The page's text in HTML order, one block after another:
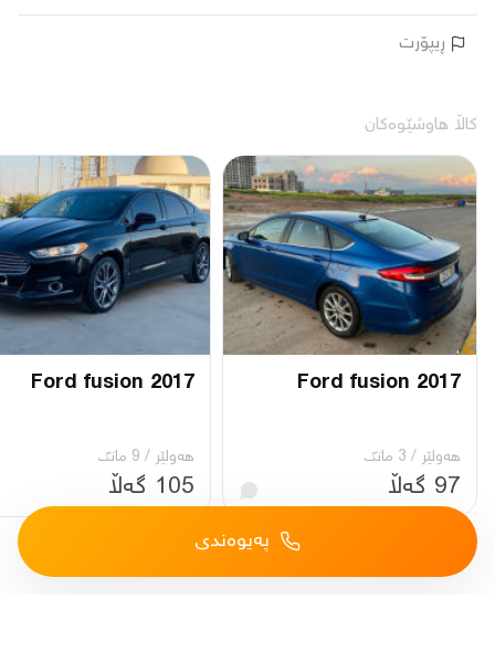
ڕیپۆرت
کاڵا هاوشێوەکان
Ford fusion 2017
هەولێر / 3 مانگ
97 گەڵا
Ford fusion 2017
هەولێر / 9 مانگ
105 گەڵا
پەیوەندی